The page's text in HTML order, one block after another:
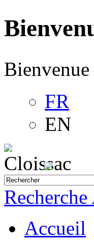
FR
EN
Recherche
Accueil